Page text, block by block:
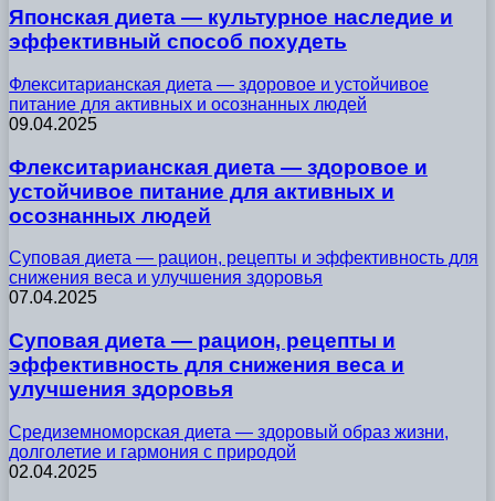
Японская диета — культурное наследие и
эффективный способ похудеть
Флекситарианская диета — здоровое и устойчивое
питание для активных и осознанных людей
09.04.2025
Флекситарианская диета — здоровое и
устойчивое питание для активных и
осознанных людей
Суповая диета — рацион, рецепты и эффективность для
снижения веса и улучшения здоровья
07.04.2025
Суповая диета — рацион, рецепты и
эффективность для снижения веса и
улучшения здоровья
Средиземноморская диета — здоровый образ жизни,
долголетие и гармония с природой
02.04.2025